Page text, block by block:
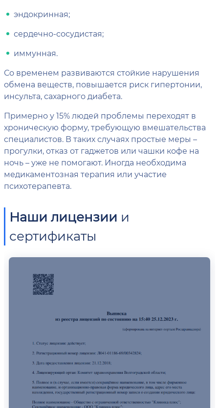
эндокринная;
сердечно-сосудистая;
иммунная.
Со временем развиваются стойкие нарушения
обмена веществ, повышается риск гипертонии,
инсульта, сахарного диабета.
Примерно у 15% людей проблемы переходят в
хроническую форму, требующую вмешательства
специалистов. В таких случаях простые меры –
прогулки, отказ от гаджетов или чашки кофе на
ночь – уже не помогают. Иногда необходима
медикаментозная терапия или участие
психотерапевта.
Наши лицензии и
сертификаты